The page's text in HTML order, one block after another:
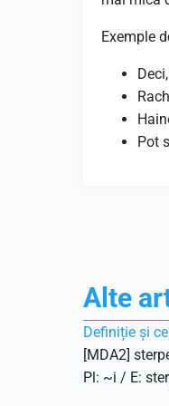
Exemple
Pot
Alte
Definiție și
[MDA2]
Pl: ~i / E: